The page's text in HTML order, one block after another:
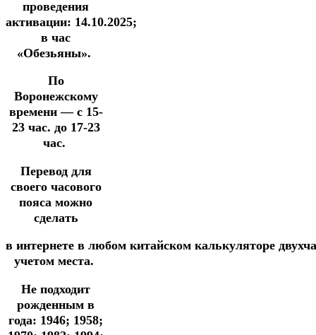
проведения
активации: 14.10.2025;
в час
«Обезьяны».
По
Воронежскому
времени — с 15-
23 час. до 17-23
час.
Перевод для
своего часового
пояса можно
сделать
в интернете в любом китайском калькуляторе
учетом места.
Не подходит
рожденным в
года: 1946; 1958;